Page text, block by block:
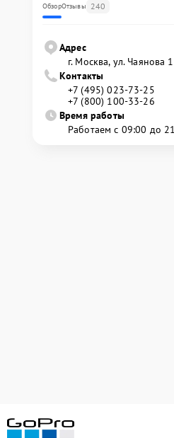
ОбзорОтзывы 240
Адрес
г. Москва, ул. Чаянова
Контакты
+7 (495) 023-73-25
+7 (800) 100-33-26
Время работы
Работаем с 09:00 до